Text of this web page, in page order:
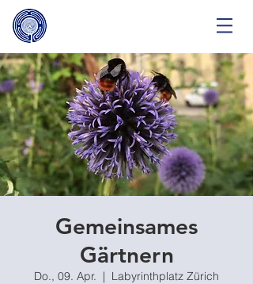
Gemeinsames
Gärtnern
Do., 09. Apr.
  |
Labyrinthplatz Zürich